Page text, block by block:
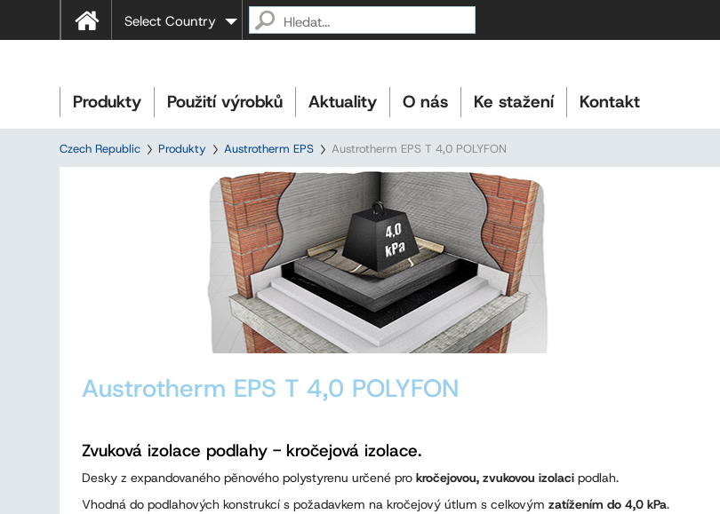
Select Country
Produkty Použití výrobků Aktuality O nás Ke stažení Kontakt
Czech Republic Produkty Austrotherm EPS Austrotherm EPS T 4,0 POLYFON
Austrotherm EPS T 4,0 POLYFON
Zvuková izolace podlahy - kročejová izolace.
Desky z expandovaného pěnového polystyrenu určené pro kročejovou, zvukovou izolaci podlah.
Vhodná do podlahových konstrukcí s požadavkem na kročejový útlum s celkovým zatížením do 4,0 kPa.